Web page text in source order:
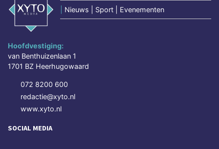
Nieuws | Sport | Evenementen
Hoofdvestiging:
van Benthuizenlaan 1
1701 BZ Heerhugowaard
072 8200 600
redactie@xyto.nl
www.xyto.nl
SOCIAL MEDIA